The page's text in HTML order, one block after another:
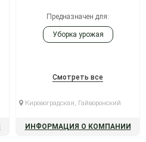
Предназначен для:
Уборка урожая
Смотреть все
Кировоградская, Гайворонский
ИНФОРМАЦИЯ О КОМПАНИИ